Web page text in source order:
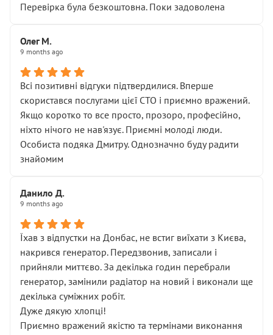
Перевірка була безкоштовна. Поки задоволена
Олег М.
9 months ago
Всі позитивні відгуки підтвердилися. Вперше
скористався послугами цієї СТО і приємно вражений.
Якщо коротко то все просто, прозоро, професійно,
ніхто нічого не нав'язує. Приємні молоді люди.
Особиста подяка Дмитру. Однозначно буду радити
знайомим
Данило Д.
9 months ago
Їхав з відпустки на Донбас, не встиг виїхати з Києва,
накрився генератор. Передзвонив, записали і
прийняли миттєво. За декілька годин перебрали
генератор, замінили радіатор на новий і виконали ще
декілька суміжних робіт.
Дуже дякую хлопці!
Приємно вражений якістю та термінами виконання